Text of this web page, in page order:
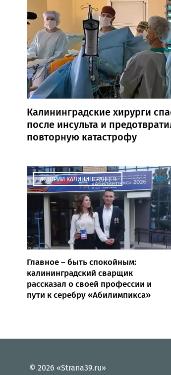
Калининградские хирурги
после инсульта и
повторную катастрофу
ИСТОРИИ КАЛИНИНГРАДЦЕВ 16:01
Главное – быть спокойным:
калининградский сварщик
рассказал о своей профессии и
пути к серебру «Абилимпикса»
© 2026 «Strana39.ru»